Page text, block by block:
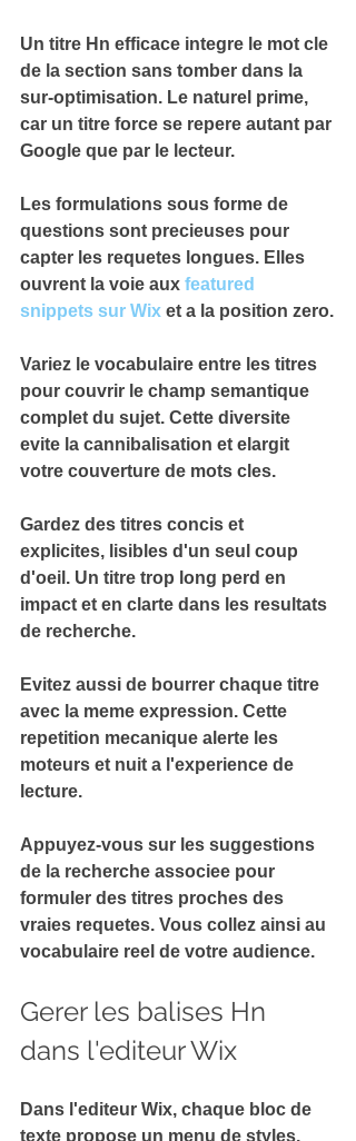
Un titre Hn efficace integre le mot cle
de la section sans tomber dans la
sur-optimisation. Le naturel prime,
car un titre force se repere autant par
Google que par le lecteur.
Les formulations sous forme de
questions sont precieuses pour
capter les requetes longues. Elles
ouvrent la voie aux featured
snippets sur Wix et a la position zero.
Variez le vocabulaire entre les titres
pour couvrir le champ semantique
complet du sujet. Cette diversite
evite la cannibalisation et elargit
votre couverture de mots cles.
Gardez des titres concis et
explicites, lisibles d'un seul coup
d'oeil. Un titre trop long perd en
impact et en clarte dans les resultats
de recherche.
Evitez aussi de bourrer chaque titre
avec la meme expression. Cette
repetition mecanique alerte les
moteurs et nuit a l'experience de
lecture.
Appuyez-vous sur les suggestions
de la recherche associee pour
formuler des titres proches des
vraies requetes. Vous collez ainsi au
vocabulaire reel de votre audience.
Gerer les balises Hn
dans l'editeur Wix
Dans l'editeur Wix, chaque bloc de
texte propose un menu de styles.